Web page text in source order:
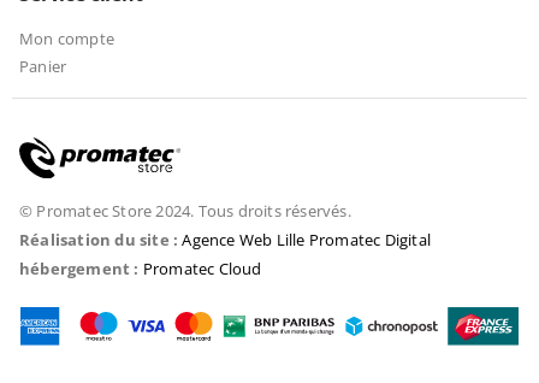
Mon compte
Panier
© Promatec Store 2024. Tous droits réservés.
Réalisation du site : Agence Web Lille Promatec Digital
hébergement : Promatec Cloud